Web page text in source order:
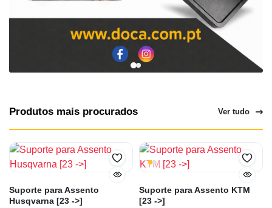
Produtos mais procurados Ver tudo
Suporte para Assento
Husqvarna [23 ->]
Suporte para Assento KTM
[23 ->]